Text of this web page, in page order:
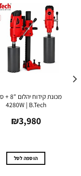
מכונת קידוח יהלום "8 + סטנד
4280W | B.Tech
₪3,980
הוספה לסל